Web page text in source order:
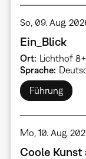
So, 09. Aug.
Ein_Blick
Ort Lichthof
Sprache
Führung
Mo, 10. Aug.
Coole Kunst